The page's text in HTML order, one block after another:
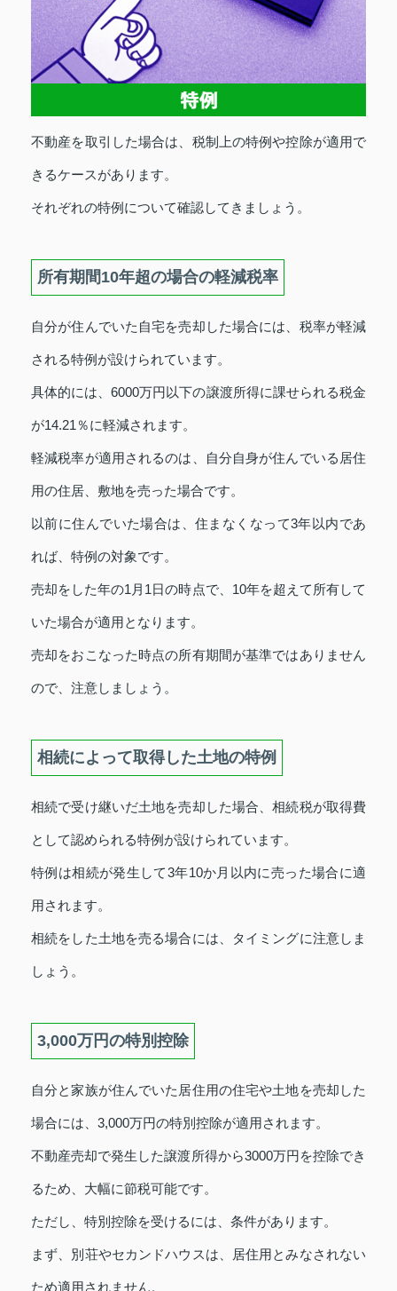
不動産を取引した場合は、税制上の特例や控除が適用で
きるケースがあります。
それぞれの特例について確認してきましょう。
所有期間10年超の場合の軽減税率
自分が住んでいた自宅を売却した場合には、税率が軽減
される特例が設けられています。
具体的には、6000万円以下の譲渡所得に課せられる税金
が14.21％に軽減されます。
軽減税率が適用されるのは、自分自身が住んでいる居住
用の住居、敷地を売った場合です。
以前に住んでいた場合は、住まなくなって3年以内であ
れば、特例の対象です。
売却をした年の1月1日の時点で、10年を超えて所有して
いた場合が適用となります。
売却をおこなった時点の所有期間が基準ではありません
ので、注意しましょう。
相続によって取得した土地の特例
相続で受け継いだ土地を売却した場合、相続税が取得費
として認められる特例が設けられています。
特例は相続が発生して3年10か月以内に売った場合に適
用されます。
相続をした土地を売る場合には、タイミングに注意しま
しょう。
3,000万円の特別控除
自分と家族が住んでいた居住用の住宅や土地を売却した
場合には、3,000万円の特別控除が適用されます。
不動産売却で発生した譲渡所得から3000万円を控除でき
るため、大幅に節税可能です。
ただし、特別控除を受けるには、条件があります。
まず、別荘やセカンドハウスは、居住用とみなされない
ため適用されません。